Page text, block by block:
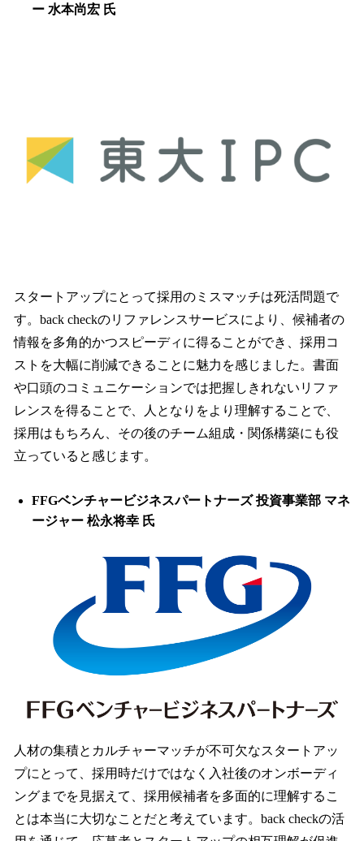
ー 水本尚宏 氏
スタートアップにとって採用のミスマッチは死活問題で
す。back checkのリファレンスサービスにより、候補者の
情報を多角的かつスピーディに得ることができ、採用コ
ストを大幅に削減できることに魅力を感じました。書面
や口頭のコミュニケーションでは把握しきれないリファ
レンスを得ることで、人となりをより理解することで、
採用はもちろん、その後のチーム組成・関係構築にも役
立っていると感じます。
FFGベンチャービジネスパートナーズ 投資事業部 マネ
ージャー 松永将幸 氏
人材の集積とカルチャーマッチが不可欠なスタートアッ
プにとって、採用時だけではなく入社後のオンボーディ
ングまでを見据えて、採用候補者を多面的に理解するこ
とは本当に大切なことだと考えています。back checkの活